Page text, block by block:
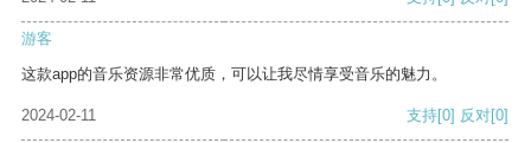
游客
这款app的音乐资源非常优质，可以让我尽情享受音乐的魅力。
2024-02-11 支持[0] 反对[0]